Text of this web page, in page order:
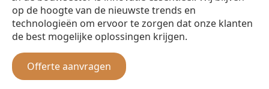
op de hoogte van de nieuwste trends en
technologieën om ervoor te zorgen dat onze klanten
de best mogelijke oplossingen krijgen.
Offerte aanvragen